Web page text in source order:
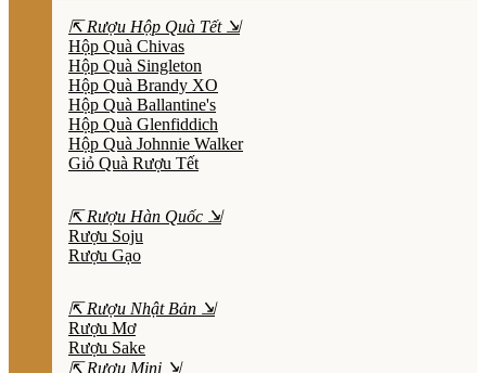
⇱ Rượu Hộp Quà Tết ⇲
Hộp Quà Chivas
Hộp Quà Singleton
Hộp Quà Brandy XO
Hộp Quà Ballantine's
Hộp Quà Glenfiddich
Hộp Quà Johnnie Walker
Giỏ Quà Rượu Tết
⇱ Rượu Hàn Quốc ⇲
Rượu Soju
Rượu Gạo
⇱ Rượu Nhật Bản ⇲
Rượu Mơ
Rượu Sake
⇱ Rượu Mini ⇲